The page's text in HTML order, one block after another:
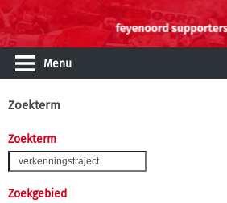
Menu
Zoekterm
Zoekterm
Zoekgebied